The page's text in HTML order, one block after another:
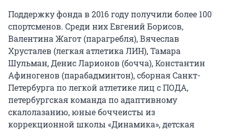
Поддержку фонда в 2016 году получили более 100
спортсменов. Среди них Евгений Борисов,
Валентина Жагот (парагребля), Вячеслав
Хрусталев (легкая атлетика ЛИН), Тамара
Шульман, Денис Ларионов (бочча), Константин
Афиногенов (парабадминтон), сборная Санкт-
Петербурга по легкой атлетике лиц с ПОДА,
петербургская команда по адаптивному
скалолазанию, юные боччеисты из
коррекционной школы «Динамика», детская